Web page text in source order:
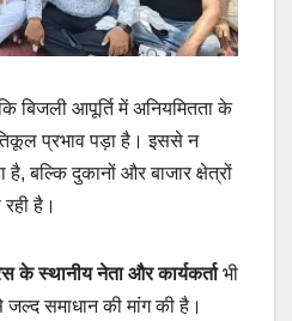
कि बिजली आपूर्ति में अनियमितता के
प्रभाव पड़ा है। इससे न
बल्कि दुकानों और बाजार क्षेत्रों
है।
के स्थानीय नेता और कार्यकर्ताभी
समाधान की मांग की है।